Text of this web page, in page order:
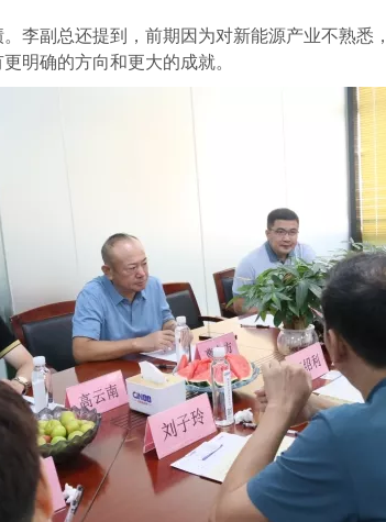
李副总还提到，前期因为对新能源产业不熟悉
明确的方向和更大的成就。